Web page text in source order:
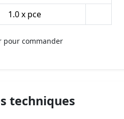
1.0 x pce
pour commander
techniques